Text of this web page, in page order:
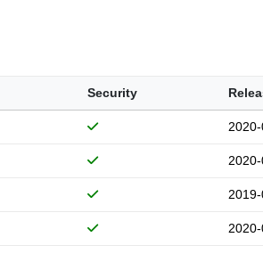
Security